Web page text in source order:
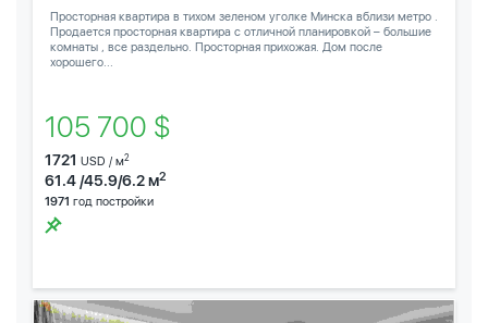
Просторная квартира в тихом зеленом уголке Минска вблизи метро .
Продается просторная квартира с отличной планировкой – большие
комнаты , все раздельно. Просторная прихожая. Дом после
хорошего...
105 700 $
1721 USD / м2
61.4 /45.9/6.2 м2
1971 год постройки